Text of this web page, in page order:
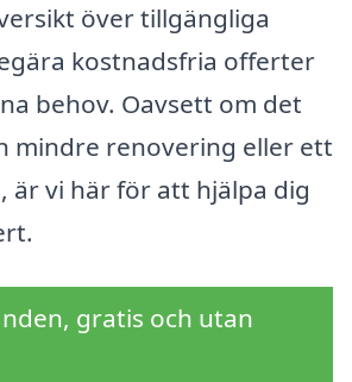
över tillgängliga
kostnadsfria offerter
behov. Oavsett om det
mindre renovering eller ett
är vi här för att hjälpa dig
gratis och utan